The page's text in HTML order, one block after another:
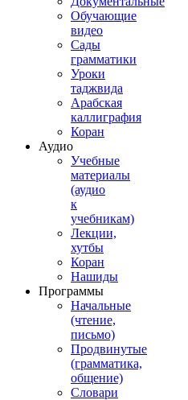
Обучающие
видео
Сады
грамматики
Уроки
таджвида
Арабская
каллиграфия
Коран
Аудио
Учебные
материалы
(аудио
к
учебникам)
Лекции,
хутбы
Коран
Нашиды
Программы
Начальные
(чтение,
письмо)
Продвинутые
(грамматика,
общение)
Словари